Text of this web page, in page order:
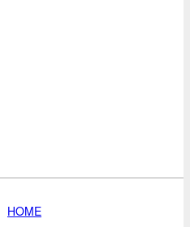
HOME